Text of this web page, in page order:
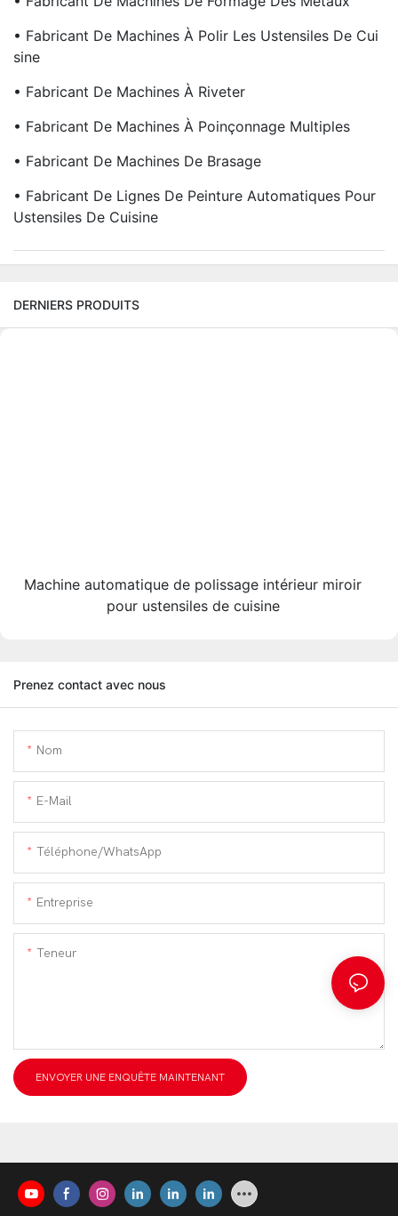
• Fabricant De Machines À Polir Les Ustensiles De Cui
Sine
• Fabricant De Machines À Riveter
• Fabricant De Machines À Poinçonnage Multiples
• Fabricant De Machines De Brasage
• Fabricant De Lignes De Peinture Automatiques Pour
Ustensiles De Cuisine
DERNIERS PRODUITS
Machine automatique de polissage intérieur miroir
pour ustensiles de cuisine
Prenez contact avec nous
Nom
E-Mail
Téléphone/WhatsApp
Entreprise
Teneur
ENVOYER UNE ENQUÊTE MAINTENANT